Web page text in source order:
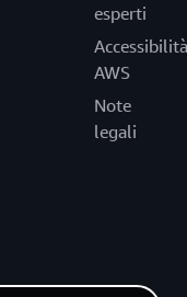
esperti
Accessibilità
AWS
Note
legali